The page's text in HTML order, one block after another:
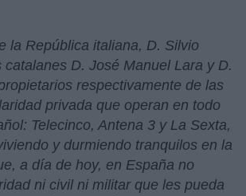
la República italiana, D. Silvio
catalanes D. José Manuel Lara y D.
respectivamente de las
privada que operan en todo
Telecinco, Antena 3 y La Sexta,
y durmiendo tranquilos en la
a día de hoy, en España no
ni civil ni militar que les pueda